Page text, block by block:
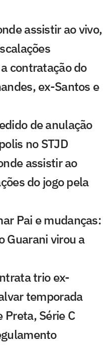
assistir ao vivo,
contratação do
ex-Santos e
de anulação
no STJD
assistir ao
do jogo pela
Pai e mudanças:
Guarani virou a
trio ex-
temporada
Preta, Série C